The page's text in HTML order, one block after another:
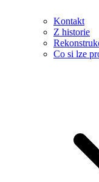
Kontakt
Z historie
Co si lze